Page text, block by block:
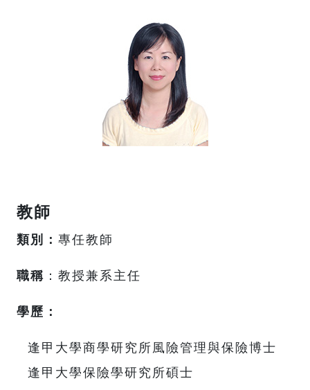
教師
類別： 專任教師
職稱 ：教授兼系主任
學歷：
逢甲大學商學研究所風險管理與保險博士
逢甲大學保險學研究所碩士